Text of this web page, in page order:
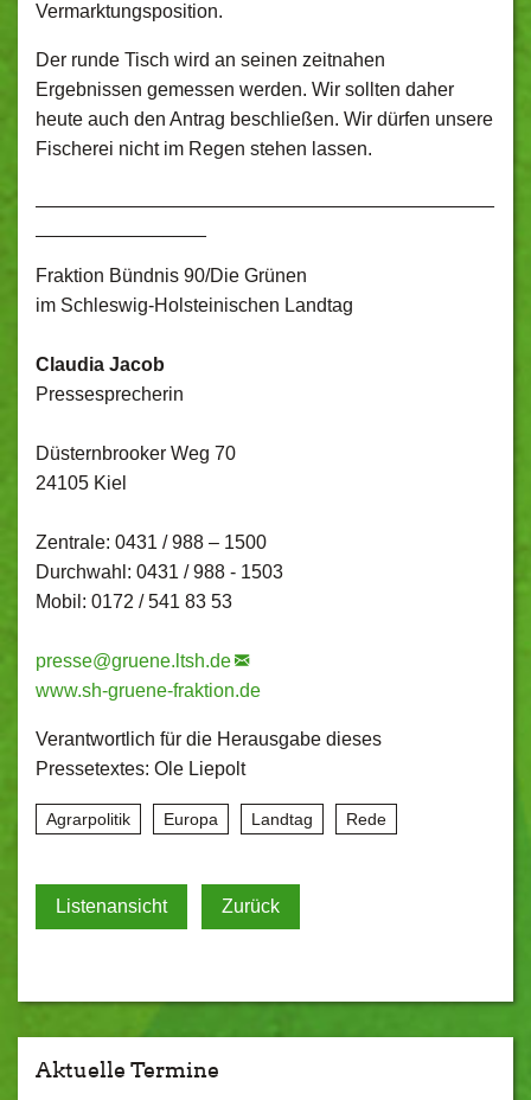
Vermarktungsposition.
Der runde Tisch wird an seinen zeitnahen
Ergebnissen gemessen werden. Wir sollten daher
heute auch den Antrag beschließen. Wir dürfen unsere
Fischerei nicht im Regen stehen lassen.
Fraktion Bündnis 90/Die Grünen
im Schleswig-Holsteinischen Landtag
Claudia Jacob
Pressesprecherin
Düsternbrooker Weg 70
24105 Kiel
Zentrale: 0431 / 988 – 1500
Durchwahl: 0431 / 988 - 1503
Mobil: 0172 / 541 83 53
presse@gruene.ltsh.de
www.sh-gruene-fraktion.de
Verantwortlich für die Herausgabe dieses
Pressetextes: Ole Liepolt
Agrarpolitik Europa Landtag Rede
Listenansicht Zurück
Aktuelle Termine